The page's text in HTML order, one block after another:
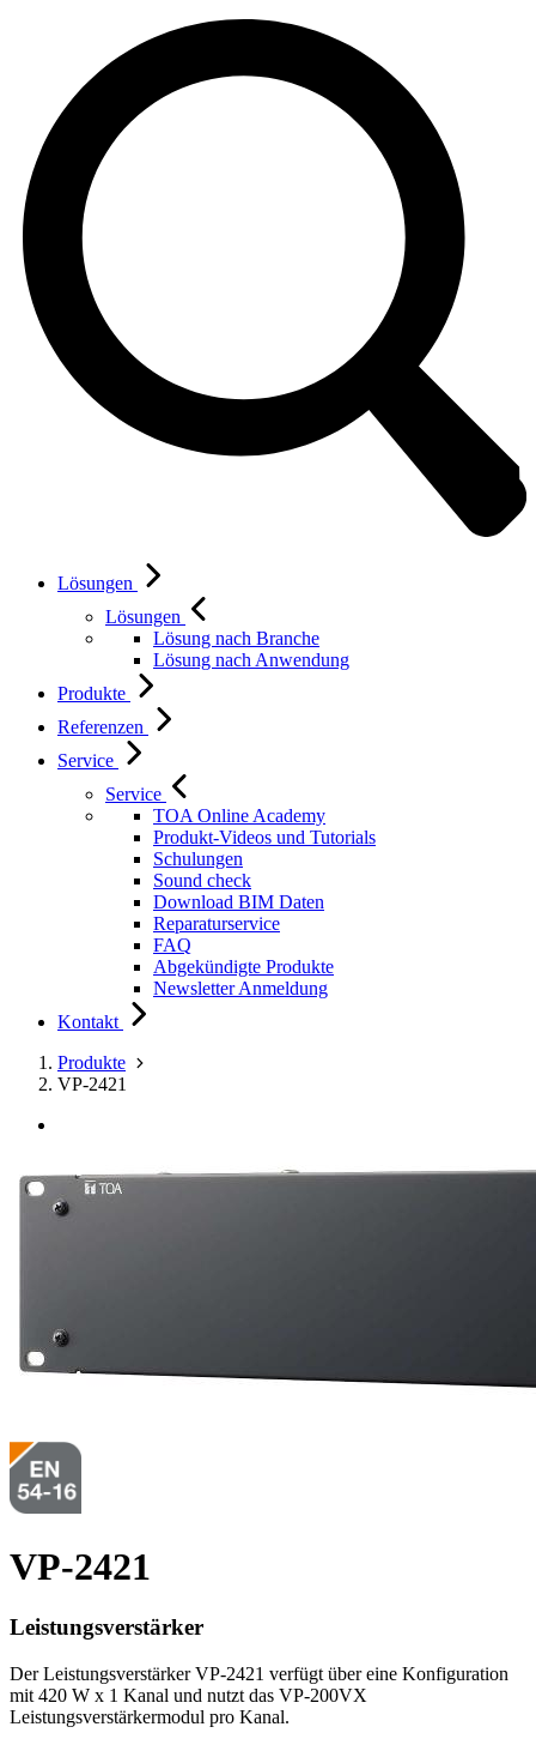
Lösungen
Lösungen
Lösung nach Branche
Lösung nach Anwendung
Produkte
Referenzen
Service
Service
TOA Online Academy
Produkt-Videos und Tutorials
Schulungen
Sound check
Download BIM Daten
Reparaturservice
FAQ
Abgekündigte Produkte
Newsletter Anmeldung
Kontakt
Produkte
VP-2421
VP-2421
Leistungsverstärker
Der Leistungsverstärker VP-2421 verfügt über eine Konfiguration
mit 420 W x 1 Kanal und nutzt das VP-200VX
Leistungsverstärkermodul pro Kanal.